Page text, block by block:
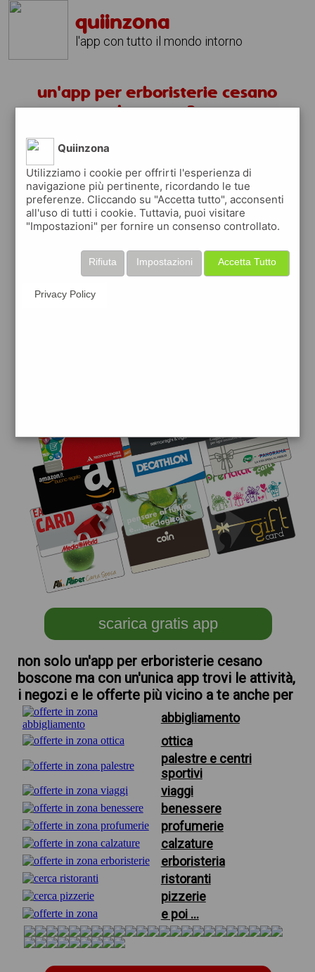
quiinzona
l'app con tutto il mondo intorno
un'app per erboristerie cesano
boscone ?
scarica gratis app
quiinzona è una app
gratuita
che ti aiuta se cerchi 'un'app per
premia ogni volta che la usi
raccogli punti da convertire inbuoni sconto
scarica gratis app
non solo un'app per erboristerie cesano
boscone ma con un'unica app trovi le attività,
i negozi e le offerte più vicino a te anche per
abbigliamento
ottica
palestre e centri
sportivi
viaggi
benessere
profumerie
calzature
erboristeria
ristoranti
pizzerie
e poi ...
Quiinzona
Utilizziamo i cookie per offrirti l'esperienza di
navigazione più pertinente, ricordando le tue
preferenze. Cliccando su "Accetta tutto", acconsenti
all'uso di tutti i cookie. Tuttavia, puoi visitare
"Impostazioni" per fornire un consenso controllato.
Accetta Tutto
Impostazioni
Rifiuta
Privacy Policy